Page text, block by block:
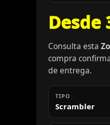
Desde
Consulta esta
compra
de entrega.
TIPO
Scrambler